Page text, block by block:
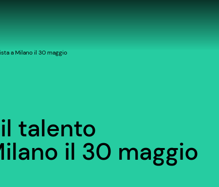
a Milano il 30 maggio
talento
il 30 maggio